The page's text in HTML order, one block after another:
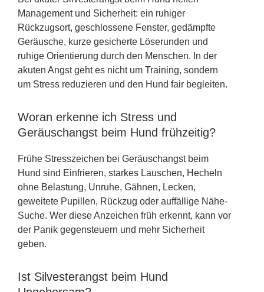
Management und Sicherheit: ein ruhiger
Rückzugsort, geschlossene Fenster, gedämpfte
Geräusche, kurze gesicherte Löserunden und
ruhige Orientierung durch den Menschen. In der
akuten Angst geht es nicht um Training, sondern
um Stress reduzieren und den Hund fair begleiten.
Woran erkenne ich Stress und
Geräuschangst beim Hund frühzeitig?
Frühe Stresszeichen bei Geräuschangst beim
Hund sind Einfrieren, starkes Lauschen, Hecheln
ohne Belastung, Unruhe, Gähnen, Lecken,
geweitete Pupillen, Rückzug oder auffällige Nähe-
Suche. Wer diese Anzeichen früh erkennt, kann vor
der Panik gegensteuern und mehr Sicherheit
geben.
Ist Silvesterangst beim Hund